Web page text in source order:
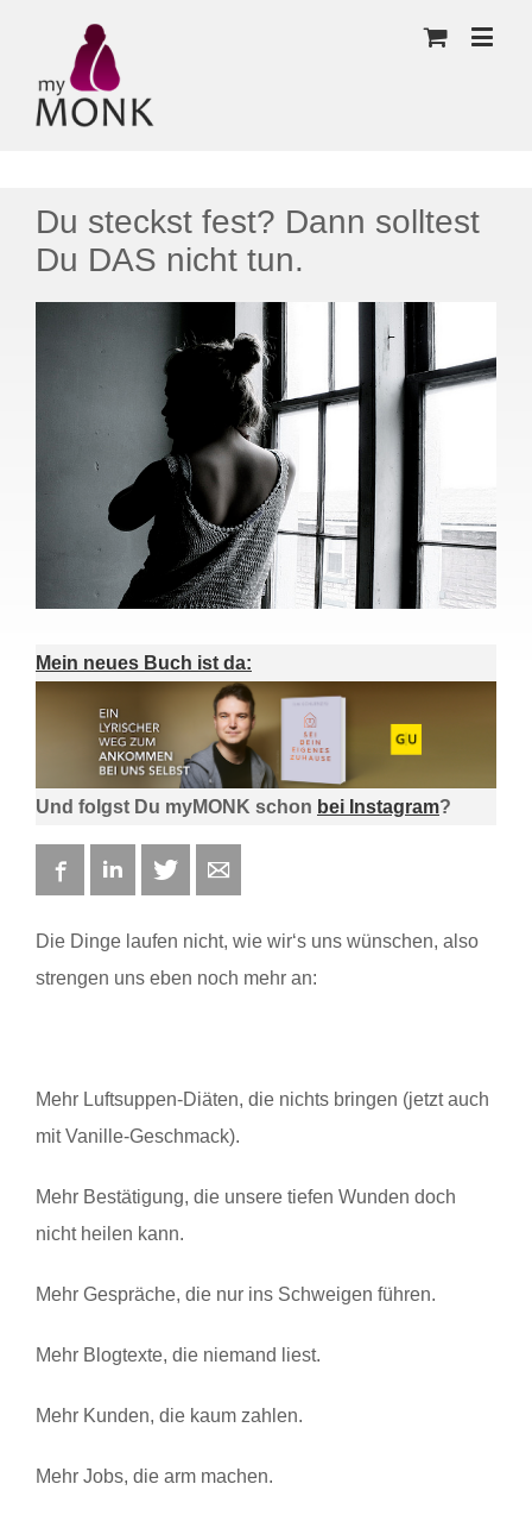
Du steckst fest? Dann solltest
Du DAS nicht tun.
Mein neues Buch ist da:
Und folgst Du myMONK schon bei Instagram?
FacebookLinkedIn Twitter
Die Dinge laufen nicht, wie wir‘s uns wünschen, also
strengen uns eben noch mehr an:
Mehr Luftsuppen-Diäten, die nichts bringen (jetzt auch
mit Vanille-Geschmack).
Mehr Bestätigung, die unsere tiefen Wunden doch
nicht heilen kann.
Mehr Gespräche, die nur ins Schweigen führen.
Mehr Blogtexte, die niemand liest.
Mehr Kunden, die kaum zahlen.
Mehr Jobs, die arm machen.